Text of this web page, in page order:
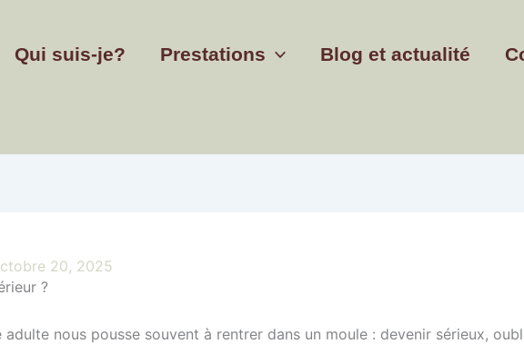
Qui suis-je? Prestations Blog et actualité
20, 2025
?
adulte nous pousse souvent à rentrer dans un moule : devenir sérieux,